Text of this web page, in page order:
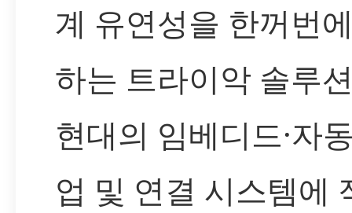
계 유연성을 한꺼번
하는 트라이악 솔루
현대의 임베디드·자
업 및 연결 시스템에